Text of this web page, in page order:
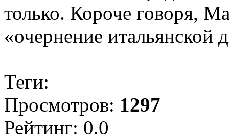
только. Короче говоря,
«очернение итальянской
Теги:
Просмотров: 1297
Рейтинг: 0.0